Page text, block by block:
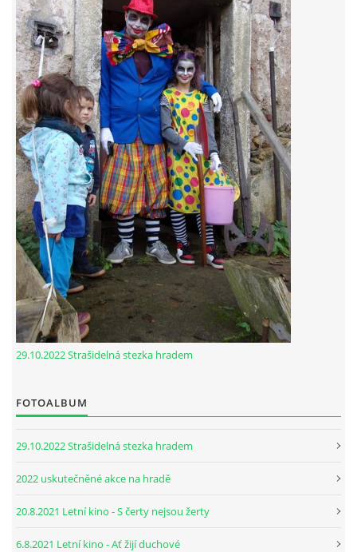
29.10.2022 Strašidelná stezka hradem
FOTOALBUM
29.10.2022 Strašidelná stezka hradem
2022 uskutečněné akce na hradě
20.8.2021 Letní kino - S čerty nejsou žerty
6.8.2021 Letní kino - Ať žijí duchové